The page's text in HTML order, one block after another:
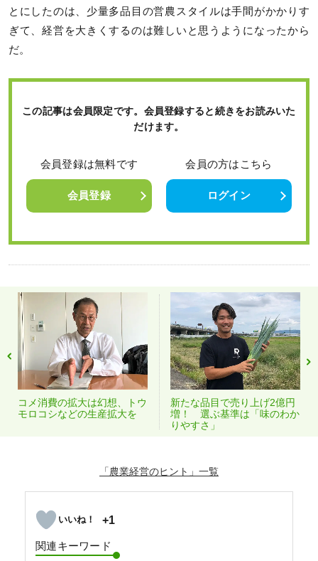
とにしたのは、少量多品目の営農スタイルは手間がかかりす
ぎて、経営を大きくするのは難しいと思うようになったから
だ。
この記事は会員限定です。会員登録すると続きをお読みいた
だけます。
会員登録は無料です
会員登録
会員の方はこちら
ログイン
コメ消費の拡大は幻想、トウ
モロコシなどの生産拡大を
新たな品目で売り上げ2億円
増！ 選ぶ基準は「味のわか
りやすさ」
「農業経営のヒント」
+1
関連キーワード